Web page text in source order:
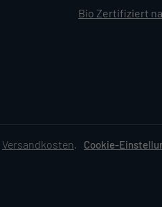
Bio Zertifiziert
Versandkosten. Cookie-